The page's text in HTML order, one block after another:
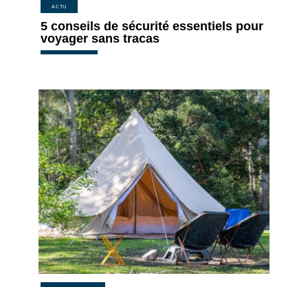
ACTU
5 conseils de sécurité essentiels pour
voyager sans tracas